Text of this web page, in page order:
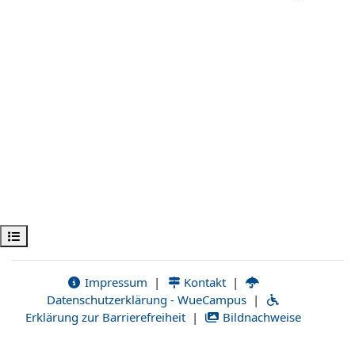
Kursindex öffnen
Impressum | Kontakt |
Datenschutzerklärung - WueCampus |
Erklärung zur Barrierefreiheit | Bildnachweise